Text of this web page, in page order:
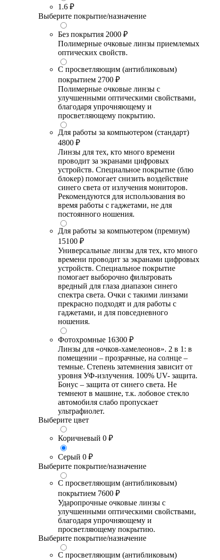
1.6 ₽
Выберите покрытие/назначение
Без покрытия 2000 ₽
Полимерные очковые линзы приемлемых
оптических свойств.
С просветляющим (антибликовым)
покрытием 2700 ₽
Полимерные очковые линзы с
улучшенными оптическими свойствами,
благодаря упрочняющему и
просветляющему покрытию.
Для работы за компьютером (стандарт)
4800 ₽
Линзы для тех, кто много времени
проводит за экранами цифровых
устройств. Специальное покрытие (блю
блокер) помогает снизить воздействие
синего света от излучения мониторов.
Рекомендуются для использования во
время работы с гаджетами, не для
постоянного ношения.
Для работы за компьютером (премиум)
15100 ₽
Универсальные линзы для тех, кто много
времени проводит за экранами цифровых
устройств. Специальное покрытие
помогает выборочно фильтровать
вредный для глаза диапазон синего
спектра света. Очки с такими линзами
прекрасно подходят и для работы с
гаджетами, и для повседневного
ношения.
Фотохромные 16300 ₽
Линзы для «очков-хамелеонов». 2 в 1: в
помещении – прозрачные, на солнце –
темные. Степень затемнения зависит от
уровня УФ-излучения. 100% UV- защита.
Бонус – защита от синего света. Не
темнеют в машине, т.к. лобовое стекло
автомобиля слабо пропускает
ультрафиолет.
Выберите цвет
Коричневый 0 ₽
Серый 0 ₽
Выберите покрытие/назначение
С просветляющим (антибликовым)
покрытием 7600 ₽
Ударопрочные очковые линзы с
улучшенными оптическими свойствами,
благодаря упрочняющему и
просветляющему покрытию.
Выберите покрытие/назначение
С просветляющим (антибликовым)